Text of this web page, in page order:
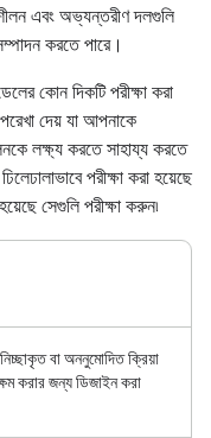
এবং অভ্যন্তরীণ দলগুলি
করতে পারে।
কোন দিকটি পরীক্ষা করা
দেয় যা আপনাকে
লক্ষ্য করতে সাহায্য করতে
পরীক্ষা করা হয়েছে
সেগুলি পরীক্ষা করুন৷
বা অননুমোদিত ক্রিয়া
করার জন্য ডিজাইন করা